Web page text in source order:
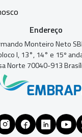
Endereço
Monteiro Neto
I, 13°, 14° e 15º
Norte 70040-913